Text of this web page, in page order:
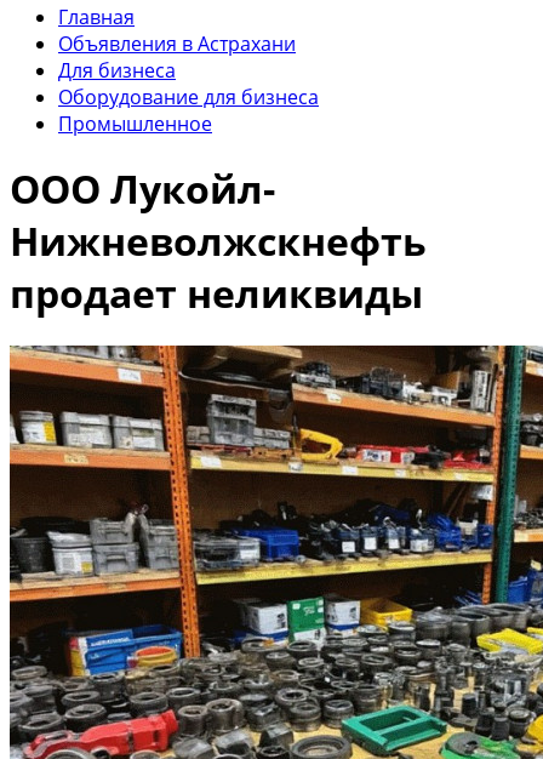
Главная
Объявления в Астрахани
Для бизнеса
Оборудование для бизнеса
Промышленное
ООО Лукойл-
Нижневолжскнефть
продает неликвиды